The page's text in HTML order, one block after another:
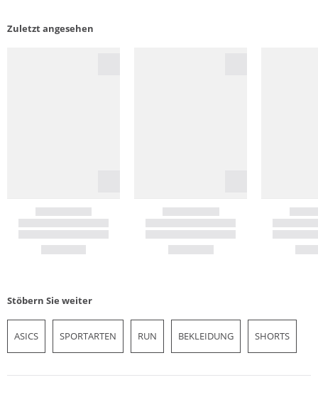
Zuletzt angesehen
Stöbern Sie weiter
ASICS SPORTARTEN RUN BEKLEIDUNG SHORTS